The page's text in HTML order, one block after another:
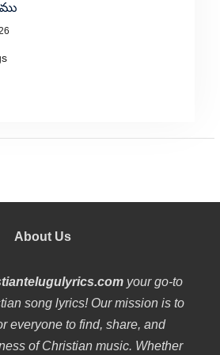
About Us
your go-to
song lyrics! Our mission is to
everyone to find, share, and
of Christian music. Whether